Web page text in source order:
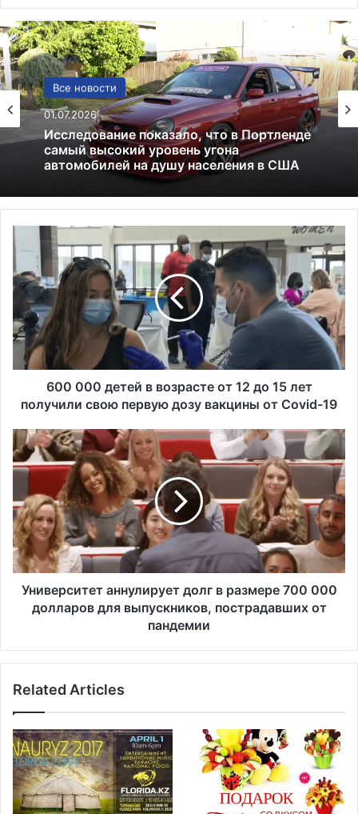
Политика
24.06.2025
Россия больше не получит американских
льгот: что это значит и к чему приведёт
0
0
д
т
в
о
з
а
с
т
е
о
о
5
т
п
о
л
у
600 000 детей в возрасте от 12 до 15 лет
получили свою первую дозу вакцины от Covid-19
У
н
и
е
р
с
и
т
л
у
е
т
д
о
Университет аннулирует долг в размере 700 000
долларов для выпускников, пострадавших от
пандемии
Related Articles